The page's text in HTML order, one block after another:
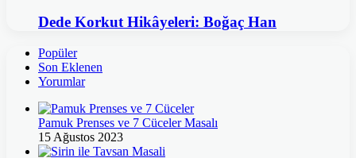
Dede Korkut Hikâyeleri: Boğaç Han
Popüler
Son Eklenen
Yorumlar
Pamuk Prenses ve 7 Cüceler Masalı
15 Ağustos 2023